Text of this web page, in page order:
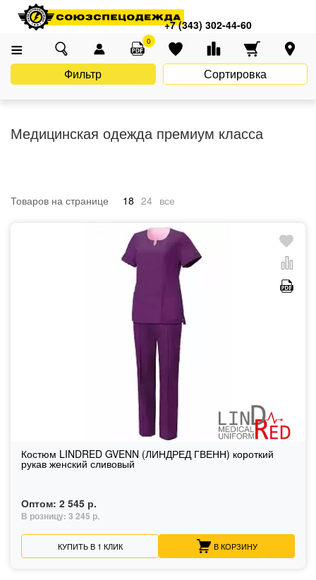
+7 (343) 302-44-60
0
Главная Каталог Спецодежда
Медицинская одежда
Медицинская одежда премиум класса
Медицинская одежда премиум класса
Фильтр Сортировка
Товаров на странице 18 24 все
Костюм LINDRED GVENN (ЛИНДРЕД ГВЕНН) короткий
рукав женский сливовый
Оптом: 2 545 р.
В розницу: 3 245 р.
КУПИТЬ В 1 КЛИК В КОРЗИНУ